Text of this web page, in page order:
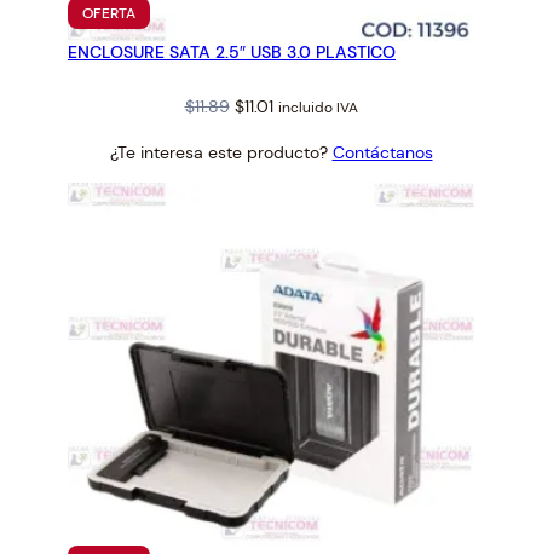
OFERTAPRODUCTO
EN
OFERTA
ENCLOSURE SATA 2.5″ USB 3.0 PLASTICO
$11.89 Original
was:
$11.01Current
is:
incluido IVA
¿Te interesa este producto? Contáctanos